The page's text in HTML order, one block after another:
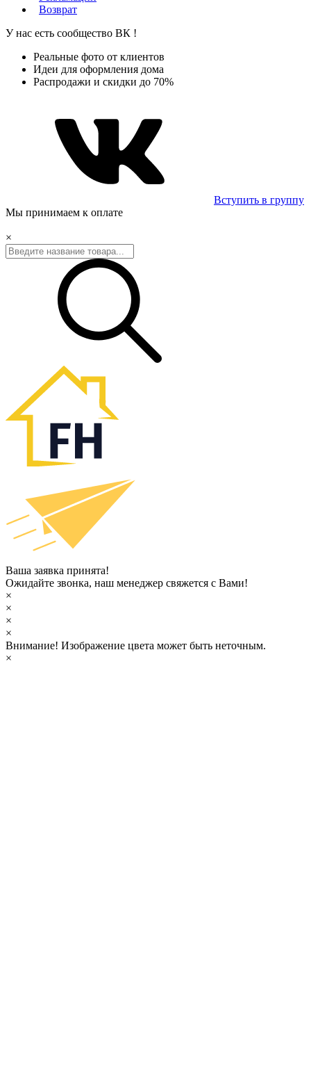
Возврат
У нас есть сообщество ВК !
Реальные фото от клиентов
Идеи для оформления дома
Распродажи и скидки до 70%
Вступить в группу
Мы принимаем к оплате
×
Ваша заявка принята!
Ожидайте звонка, наш менеджер свяжется с Вами!
×
×
×
×
Внимание! Изображение цвета может быть неточным.
×